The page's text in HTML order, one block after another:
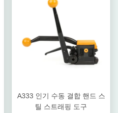
A333 인기 수동 결합 핸드 스
틸 스트래핑 도구